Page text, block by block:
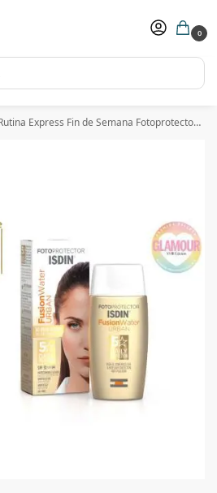
0
hasta -30%
5GRANVIA (compras superiores a 150€)
Express Fin de Semana Fotoprotector Isdin Fusion Water Urban SPF 30 + Isidinceutics Essential Cleansing